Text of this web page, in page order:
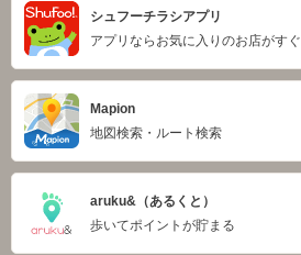
シュフーチラシアプリ
アプリならお気に入りのお店がす
Mapion
地図検索・ルート検索
aruku&（あるくと）
歩いてポイントが貯まる